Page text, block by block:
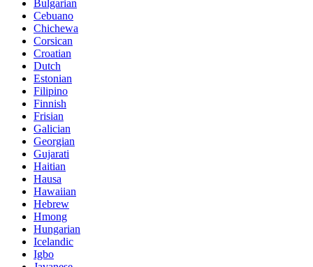
Bulgarian
Cebuano
Chichewa
Corsican
Croatian
Dutch
Estonian
Filipino
Finnish
Frisian
Galician
Georgian
Gujarati
Haitian
Hausa
Hawaiian
Hebrew
Hmong
Hungarian
Icelandic
Igbo